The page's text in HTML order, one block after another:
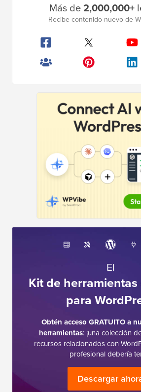
Más de2,000,000+
Recibe contenido nuevo de
El
Kit de
para
Obtén acceso GRATUITO a
herramientas: ¡una colección
recursos relacionados con
profesional debería
Descargar